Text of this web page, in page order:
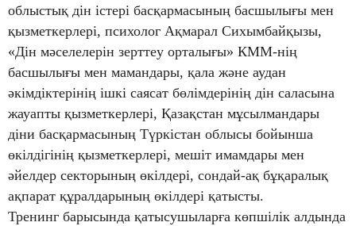
облыстық дін істері басқармасының басшылығы мен
қызметкерлері, психолог Ақмарал Сихымбайқызы,
«Дін мәселелерін зерттеу орталығы» КММ-нің
басшылығы мен мамандары, қала және аудан
әкімдіктерінің ішкі саясат бөлімдерінің дін саласына
жауапты қызметкерлері, Қазақстан мұсылмандары
діни басқармасының Түркістан облысы бойынша
өкілдігінің қызметкерлері, мешіт имамдары мен
әйелдер секторының өкілдері, сондай-ақ бұқаралық
ақпарат құралдарының өкілдері қатысты.
Тренинг барысында қатысушыларға көпшілік алдында